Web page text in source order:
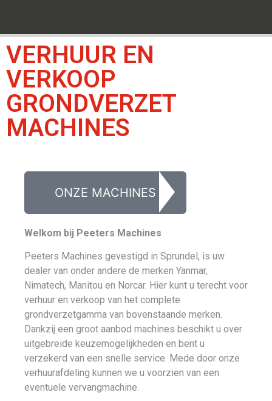
VERHUUR EN
VERKOOP
GRONDVERZET
MACHINES
ONZE MACHINES
Welkom bij Peeters Machines
Peeters Machines gevestigd in Sprundel, is uw
dealer van onder andere de merken Yanmar,
Nimatech, Manitou en Norcar. Hier kunt u terecht voor
verhuur en verkoop van het complete
grondverzetgamma van bovenstaande merken.
Dankzij een groot aanbod machines beschikt u over
uitgebreide keuzemogelijkheden en bent u
verzekerd van een snelle service. Mede door onze
verhuurafdeling kunnen we u voorzien van een
eventuele vervangmachine.